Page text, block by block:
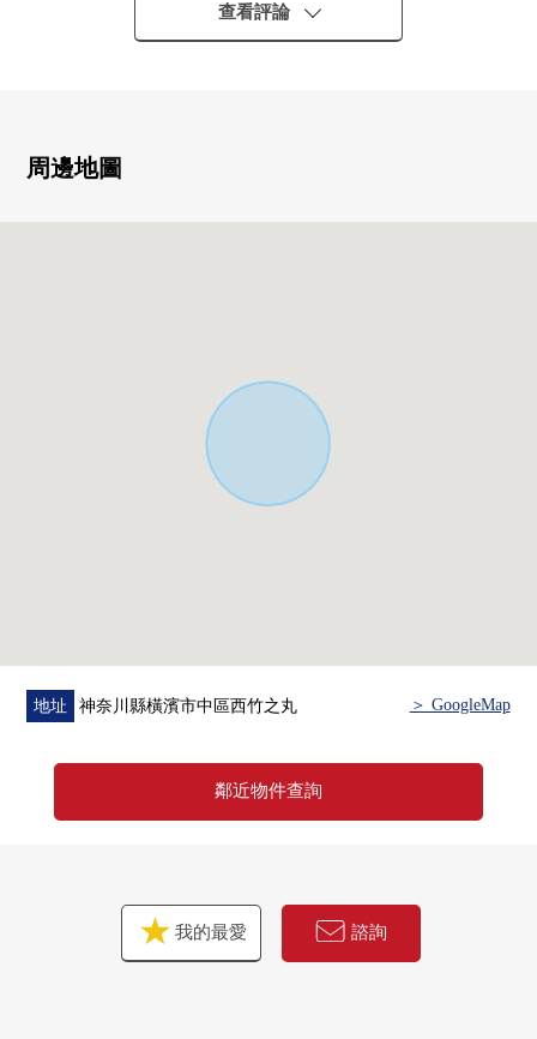
○ 2002年築，積水住宅株式會社施工的輕量鐵骨造2階建
整棟小型公寓
0 步行4分到根岸森林公園綠化多的居住環境
另外，購買時的各項費用，住宅貸款(月的償還例)，
因為也接受資金計劃的需討論所以，
當有了興趣的時候，在下方，
查看評論
周邊地圖
地址 神奈川縣橫濱市中區西竹之丸 ＞ GoogleMap
鄰近物件查詢
我的最愛 諮詢